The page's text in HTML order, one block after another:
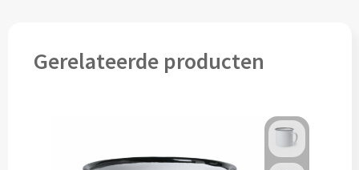
Custom made drinkflessen
Gerelateerde producten